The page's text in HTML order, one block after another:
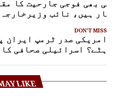
بھی فوجی جارحیت کا
ہیں، نائب
DON'T MISS
امریکی صدر ٹرمپ ایران
ہٹے؟ اسرائیلی صحافی
LIKE